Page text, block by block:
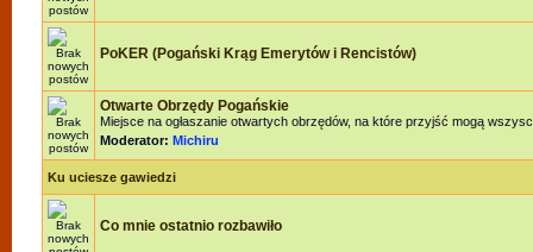
PoKER (Pogański Krąg Emerytów i Rencistów)
Otwarte Obrzędy Pogańskie
Miejsce na ogłaszanie otwartych obrzędów, na które przyjść mogą
Moderator: Michiru
Ku uciesze gawiedzi
Co mnie ostatnio rozbawiło